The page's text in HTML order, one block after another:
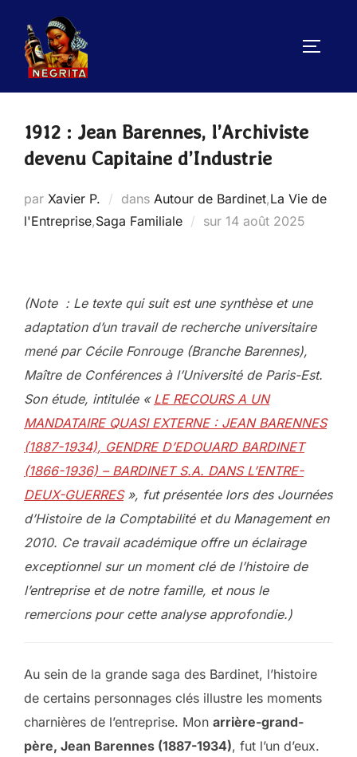
contenu
1912 : Jean Barennes, l’Archiviste
devenu Capitaine d’Industrie
par Xavier P. dans Autour de Bardinet,La Vie de
l'Entreprise,Saga Familiale sur Publié
14 août 2025
(Note : Le texte qui suit est une synthèse et une
adaptation d’un travail de recherche universitaire
mené par Cécile Fonrouge (Branche Barennes),
Maître de Conférences à l’Université de Paris-Est.
Son étude, intitulée « LE RECOURS A UN
MANDATAIRE QUASI EXTERNE : JEAN BARENNES
(1887-1934), GENDRE D’EDOUARD BARDINET
(1866-1936) – BARDINET S.A. DANS L’ENTRE-
DEUX-GUERRES», fut présentée lors des Journées
d’Histoire de la Comptabilité et du Management en
2010. Ce travail académique offre un éclairage
exceptionnel sur un moment clé de l’histoire de
l’entreprise et de notre famille, et nous le
remercions pour cette analyse approfondie.)
Au sein de la grande saga des Bardinet, l’histoire
de certains personnages clés illustre les moments
charnières de l’entreprise. Mon arrière-grand-
père, Jean Barennes (1887-1934), fut l’un d’eux.